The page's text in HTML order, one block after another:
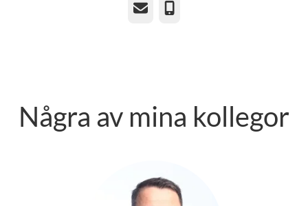
E-post Telefon
Några av mina kollegor